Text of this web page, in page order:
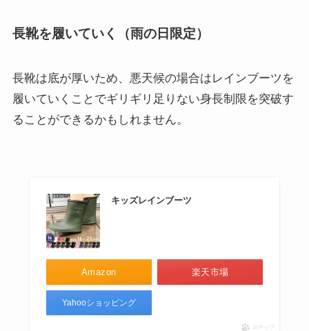
長靴を履いていく（雨の日限定）
長靴は底が厚いため、悪天候の場合はレインブーツを
履いていくことでギリギリ足りない身長制限を突破す
ることができるかもしれません。
キッズレインブーツ
Amazon 楽天市場
Yahooショッピング
ポチップ